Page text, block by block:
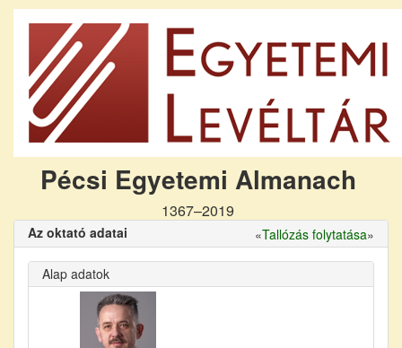
Pécsi Egyetemi Almanach
1367–2019
Az oktató adatai «Tallózás folytatása»
Alap adatok